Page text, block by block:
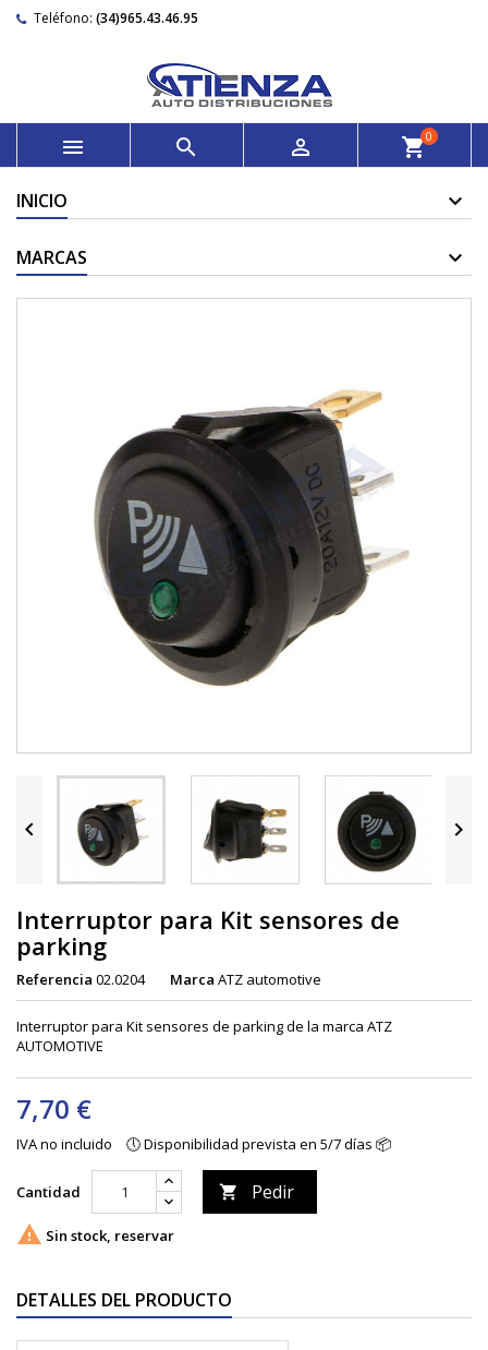
Teléfono: (34)965.43.46.95
   shopping_cart0
INICIO
MARCAS
 
Interruptor para Kit sensores de
parking
Referencia 02.0204 Marca ATZ automotive
Interruptor para Kit sensores de parking de la marca ATZ
AUTOMOTIVE
7,70 €
IVA no incluido 🕔 Disponibilidad prevista en 5/7 días 📦
Cantidad  Pedir
 Sin stock, reservar
DETALLES DEL PRODUCTO